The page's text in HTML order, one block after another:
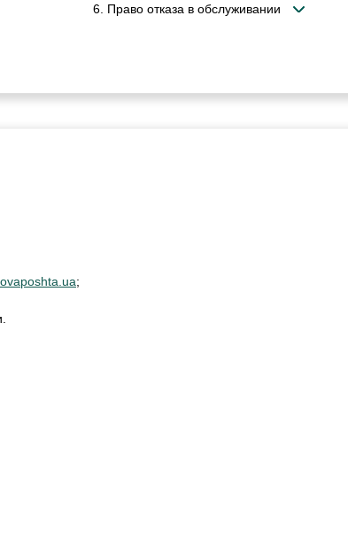
6. Право отказа в обслуживании
;